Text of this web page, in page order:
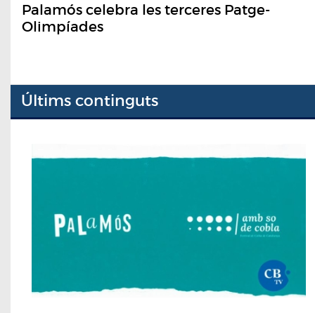
Palamós celebra les terceres Patge-
Olimpíades
Últims continguts